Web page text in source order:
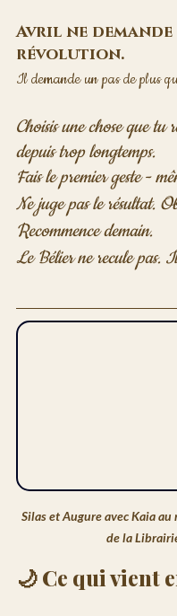
Avril ne demande
révolution.
Il demande un pas de plus
Choisis une chose que tu
depuis trop longtemps.
Fais le premier geste -
Ne juge pas le résultat.
Recommence demain.
Le Bélier ne recule pas.
Silas et Augure avec Kaia au
de la
🌙 Ce qui vient